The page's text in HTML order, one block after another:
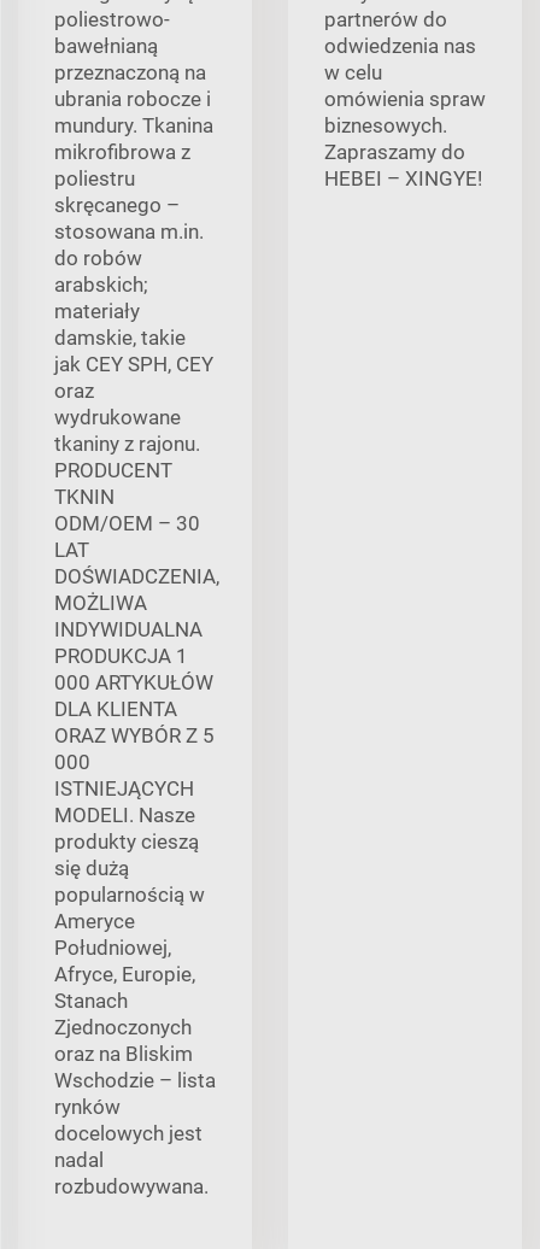
poliestrowo-
bawełnianą
przeznaczoną na
ubrania robocze i
mundury. Tkanina
mikrofibrowa z
poliestru
skręcanego –
stosowana m.in.
do robów
arabskich;
materiały
damskie, takie
jak CEY SPH, CEY
oraz
wydrukowane
tkaniny z rajonu.
PRODUCENT
TKNIN
ODM/OEM – 30
LAT
DOŚWIADCZENIA,
MOŻLIWA
INDYWIDUALNA
PRODUKCJA 1
000 ARTYKUŁÓW
DLA KLIENTA
ORAZ WYBÓR Z 5
000
ISTNIEJĄCYCH
MODELI. Nasze
produkty cieszą
się dużą
popularnością w
Ameryce
Południowej,
Afryce, Europie,
Stanach
Zjednoczonych
oraz na Bliskim
Wschodzie – lista
rynków
docelowych jest
nadal
rozbudowywana.
partnerów do
odwiedzenia nas
w celu
omówienia spraw
biznesowych.
Zapraszamy do
HEBEI – XINGYE!